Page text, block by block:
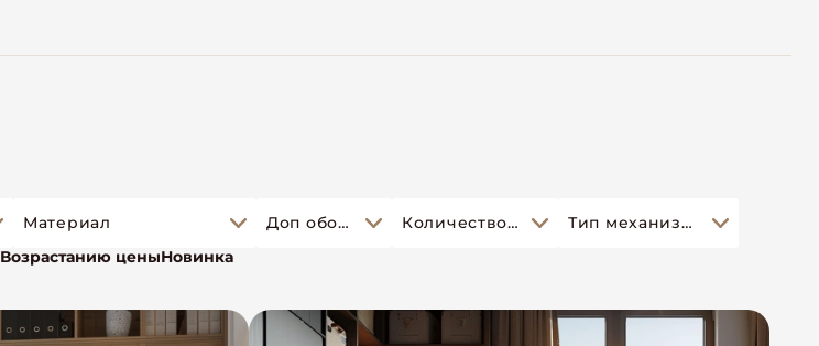
Материал Доп оборудование Количество спальных мест
Тип механизма
Возрастанию ценыНовинка